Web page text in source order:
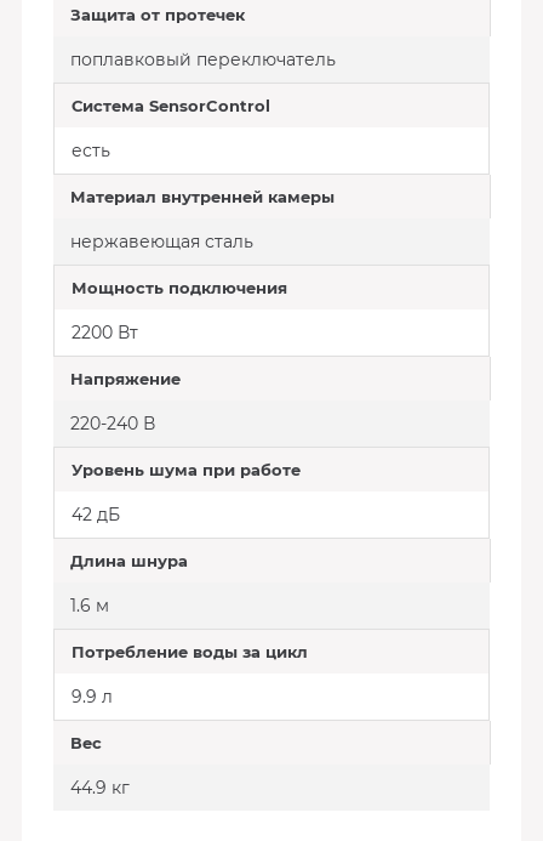
Защита от протечек
поплавковый переключатель
Система SensorControl
есть
Материал внутренней камеры
нержавеющая сталь
Мощность подключения
2200 Вт
Напряжение
220-240 В
Уровень шума при работе
42 дБ
Длина шнура
1.6 м
Потребление воды за цикл
9.9 л
Вес
44.9 кг